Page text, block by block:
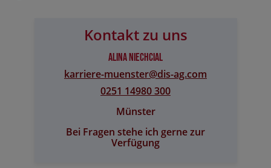
Kontakt zu uns
Alina Niechcial
karriere-muenster@​dis-ag.com
0251 14980 300
Münster
Bei Fragen stehe ich gerne zur
Verfügung